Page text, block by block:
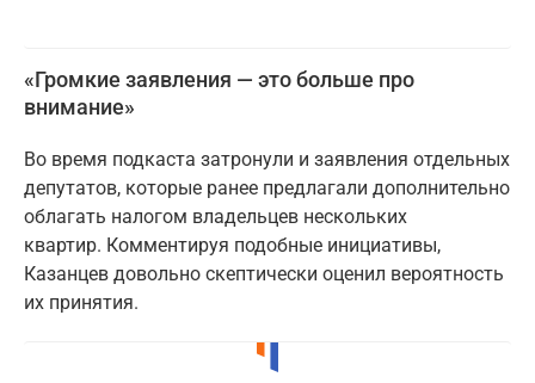
«Громкие заявления — это больше про
внимание»
Во время подкаста затронули и заявления отдельных
депутатов, которые ранее предлагали дополнительно
облагать налогом владельцев нескольких
квартир. Комментируя подобные инициативы,
Казанцев довольно скептически оценил вероятность
их принятия.